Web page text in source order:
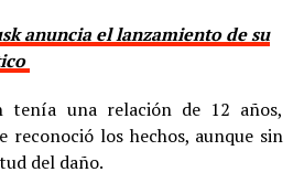
anuncia el lanzamiento de su
tenía una relación de 12 años,
reconoció los hechos, aunque sin
del daño.